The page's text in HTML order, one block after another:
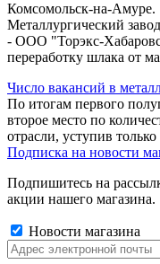
Комсомольск-на-
Металлургический
- ООО "Торэкс-
переработку шлака от
Число вакансий в
По итогам первого
второе место по
отрасли, уступив
Подписка на новости
Подпишитесь на
акции нашего магазина.
Новости магазина